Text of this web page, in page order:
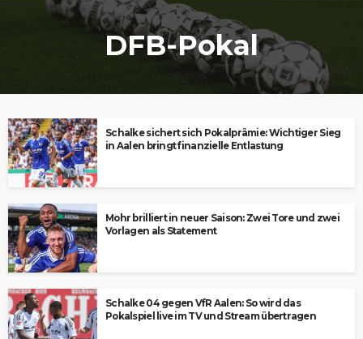
DFB-Pokal
Schalke sichert sich Pokalprämie: Wichtiger Sieg
in Aalen bringt finanzielle Entlastung
Mohr brilliert in neuer Saison: Zwei Tore und zwei
Vorlagen als Statement
Schalke 04 gegen VfR Aalen: So wird das
Pokalspiel live im TV und Stream übertragen